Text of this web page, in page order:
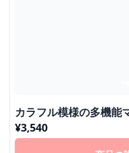
カラフル模様の多機能
¥3,540